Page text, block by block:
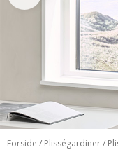
Forside / Plisségardiner/